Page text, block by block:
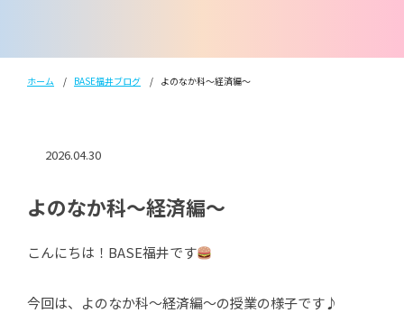
ホーム BASE福井ブログ よのなか科～経済編～
2026.04.30
よのなか科～経済編～
こんにちは！BASE福井です
今回は、よのなか科～経済編～の授業の様子です♪